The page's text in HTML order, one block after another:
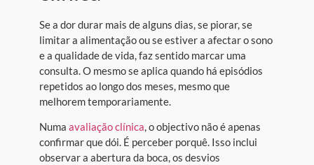
Se a dor durar mais de alguns dias, se piorar, se
limitar a alimentação ou se estiver a afectar o sono
e a qualidade de vida, faz sentido marcar uma
consulta. O mesmo se aplica quando há episódios
repetidos ao longo dos meses, mesmo que
melhorem temporariamente.
Numa avaliação clínica, o objectivo não é apenas
confirmar que dói. É perceber porquê. Isso inclui
observar a abertura da boca, os desvios